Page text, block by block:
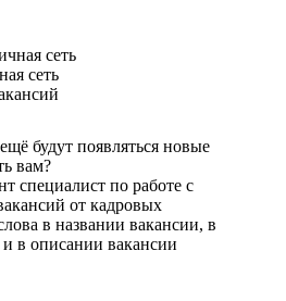
сеть
будут появляться новые
вам?
специалист по работе с
от кадровых
в названии вакансии, в
в описании вакансии